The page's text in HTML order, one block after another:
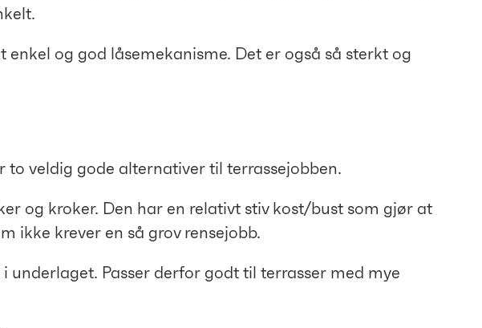
og god låsemekanisme. Det er også så sterkt og
to veldig gode alternativer til terrassejobben.
og kroker. Den har en relativt stiv kost/bust som gjør at
ikke krever en så grov rensejobb.
underlaget. Passer derfor godt til terrasser med mye